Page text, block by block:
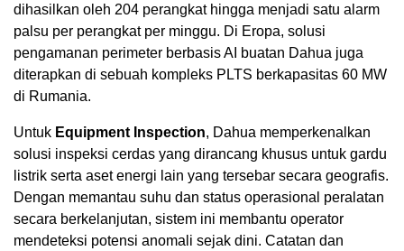
dihasilkan oleh 204 perangkat hingga menjadi satu alarm
palsu per perangkat per minggu. Di Eropa, solusi
pengamanan perimeter berbasis AI buatan Dahua juga
diterapkan di sebuah kompleks PLTS berkapasitas 60 MW
di Rumania.
Untuk Equipment Inspection, Dahua memperkenalkan
solusi inspeksi cerdas yang dirancang khusus untuk gardu
listrik serta aset energi lain yang tersebar secara geografis.
Dengan memantau suhu dan status operasional peralatan
secara berkelanjutan, sistem ini membantu operator
mendeteksi potensi anomali sejak dini. Catatan dan